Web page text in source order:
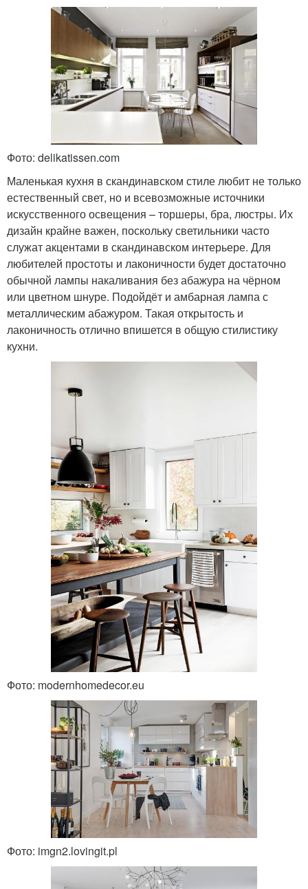
Фото: delikatissen.com
Маленькая кухня в скандинавском стиле любит не только
естественный свет, но и всевозможные источники
искусственного освещения – торшеры, бра, люстры. Их
дизайн крайне важен, поскольку светильники часто
служат акцентами в скандинавском интерьере. Для
любителей простоты и лаконичности будет достаточно
обычной лампы накаливания без абажура на чёрном
или цветном шнуре. Подойдёт и амбарная лампа с
металлическим абажуром. Такая открытость и
лаконичность отлично впишется в общую стилистику
кухни.
Фото: modernhomedecor.eu
Фото: imgn2.lovingit.pl